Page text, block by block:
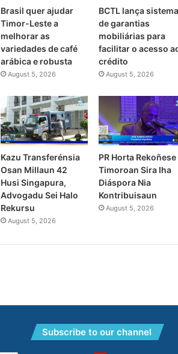
Brasil quer ajudar
Timor-Leste a
melhorar as
variedades de café
arábica e robusta
August 5, 2026
BCTL lança sistema
de garantias
mobiliárias para
facilitar o acesso
crédito
August 5, 2026
Kazu Transferénsia
Osan Millaun 42
Husi Singapura,
Advogadu Sei Halo
Rekursu
August 5, 2026
PR Horta Rekoñese
Timoroan Sira Iha
Diáspora Nia
Kontribuisaun
August 5, 2026
Subscribe to our channel